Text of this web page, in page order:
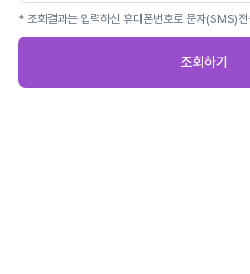
* 조회결과는 입력하신 휴대폰번호로 문자(SMS)
조회하기